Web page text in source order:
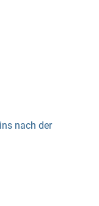
nach der